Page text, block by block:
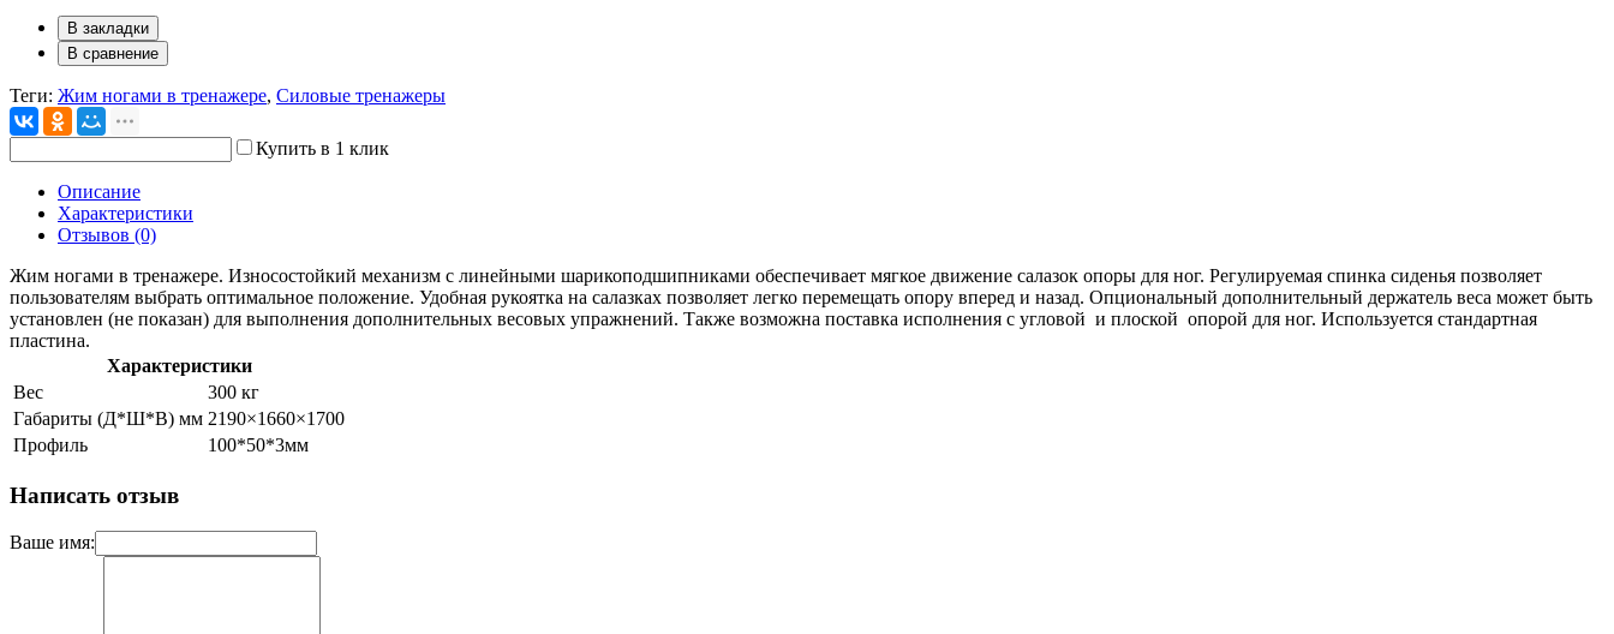
В закладки
В сравнение
Теги: Жим ногами в тренажере, Силовые тренажеры
Купить в 1 клик
Описание
Характеристики
Отзывов (0)
Жим ногами в тренажере. Износостойкий механизм с линейными шарикоподшипниками обеспечивает мягкое движение салазок опоры для ног. Регулируемая спинка сиденья позволяет
пользователям выбрать оптимальное положение. Удобная рукоятка на салазках позволяет легко перемещать опору вперед и назад. Опциональный дополнительный держатель веса может быть
установлен (не показан) для выполнения дополнительных весовых упражнений. Также возможна поставка исполнения с угловой и плоской опорой для ног. Используется стандартная
пластина.
Характеристики
Вес
300 кг
Габариты (Д*Ш*В) мм 2190×1660×1700
Профиль
100*50*3мм
Написать отзыв
Ваше имя: